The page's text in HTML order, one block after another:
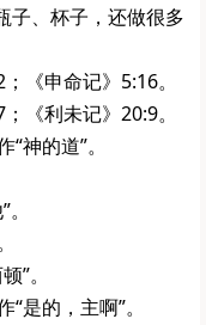
子、杯子，还做很多
《申命记》5:16。
《利未记》20:9。
神的道”。
”。
是的，主啊”。